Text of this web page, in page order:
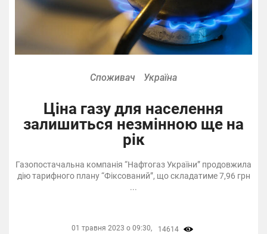
Споживач Україна
Ціна газу для населення
залишиться незмінною ще на
рік
Газопостачальна компанія “Нафтогаз України” продовжила
дію тарифного плану “Фіксований”, що складатиме 7,96 грн
...
01 травня 2023 о 09:30, 14614